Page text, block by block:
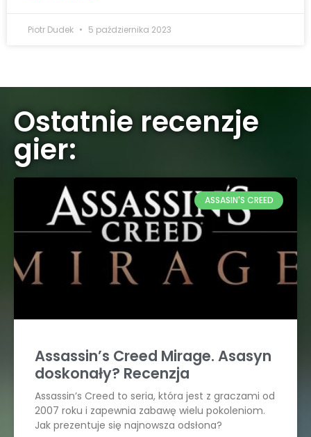
Piotr Dudek 5 października 2023
Ostatnie recenzje
gier:
ASSASIN'S CREED
Assassin’s Creed Mirage. Asasyn
doskonały? Recenzja
Assassin’s Creed to seria, która jest z graczami od
2007 roku i zapewnia zabawę wielu pokoleniom.
Jak prezentuje się najnowsza odsłona?